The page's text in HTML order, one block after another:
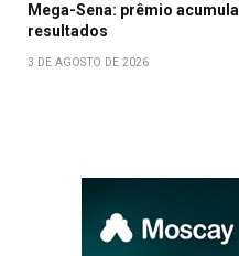
Mega-Sena: prêmio
resultados
3 DE AGOSTO DE 2026